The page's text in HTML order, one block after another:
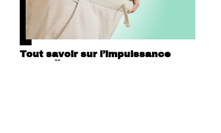
Tout savoir sur l’impuissance
masculine